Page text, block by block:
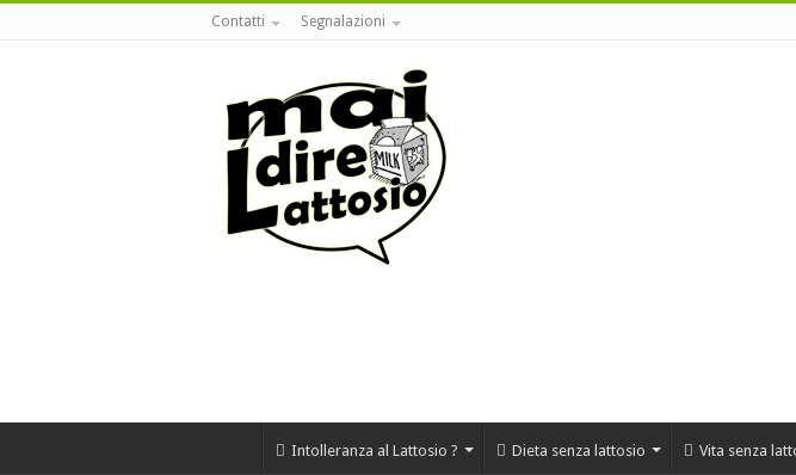
Contatti Segnalazioni
Intolleranza al Lattosio ? Dieta senza lattosio Vita senza